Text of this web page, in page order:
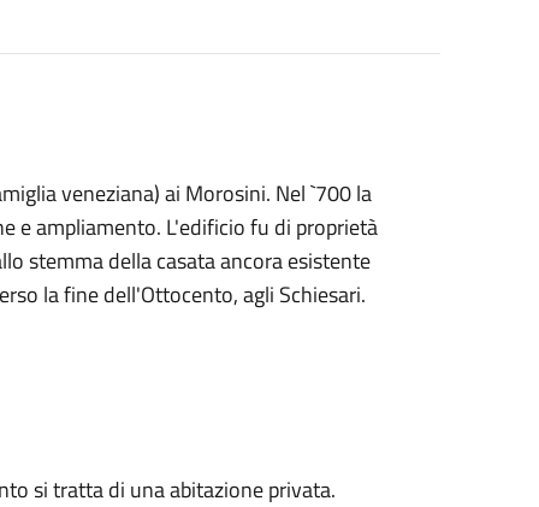
veneziana) ai Morosini. Nel `700 la
e ampliamento. L'edificio fu di proprietà
stemma della casata ancora esistente
la fine dell'Ottocento, agli Schiesari.
si tratta di una abitazione privata.